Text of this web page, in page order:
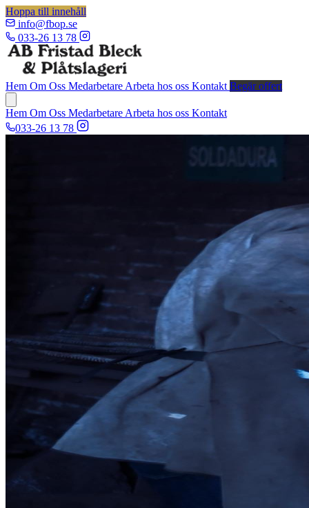
Hoppa till innehåll
info@fbop.se
033-26 13 78
Hem Om Oss Medarbetare Arbeta hos oss Kontakt Begär offert
Hem Om Oss Medarbetare Arbeta hos oss Kontakt
033-26 13 78